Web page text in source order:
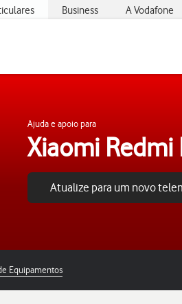
Business A Vodafone
Ajuda e apoio para
Xiaomi
Atualize para um novo
Equipamentos